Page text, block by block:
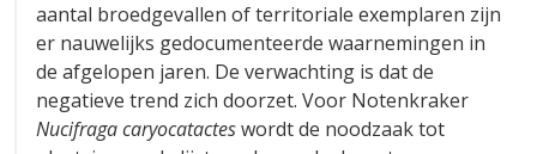
aantal broedgevallen of territoriale exemplaren zijn
er nauwelijks gedocumenteerde waarnemingen in
de afgelopen jaren. De verwachting is dat de
negatieve trend zich doorzet. Voor Notenkraker
Nucifraga caryocatacteswordt de noodzaak tot